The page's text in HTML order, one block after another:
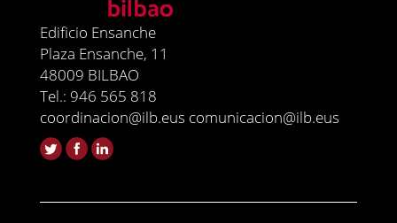
Edificio Ensanche
Plaza Ensanche, 11
48009 BILBAO
Tel.: 946 565 818
coordinacion@ilb.eus comunicacion@ilb.eus